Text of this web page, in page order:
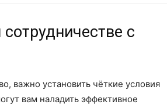
с
важно установить чёткие условия
вам наладить эффективное